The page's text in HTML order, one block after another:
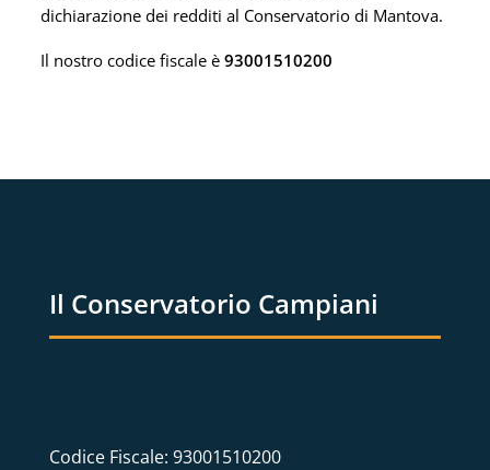
dichiarazione dei redditi al Conservatorio di Mantova.
Il nostro codice fiscale è93001510200
Il Conservatorio Campiani
Codice Fiscale: 93001510200